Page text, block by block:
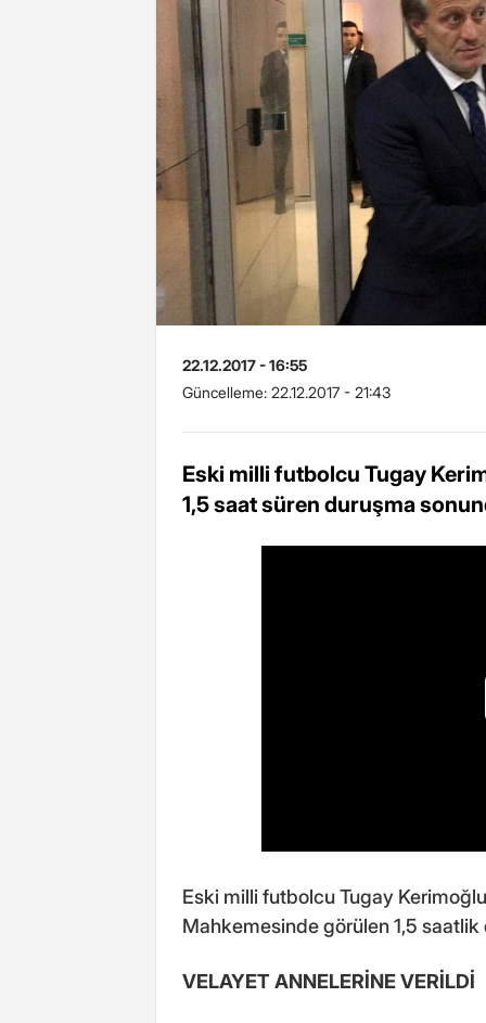
22.12.2017 - 16:55
Güncelleme: 22.12.2017 - 21:43
Eski milli futbolcu Tugay
1,5 saat süren duruşma
Eski milli futbolcu Tugay
Mahkemesinde görülen 1,5 saatlik
VELAYET ANNELERİNE VERİLDİ